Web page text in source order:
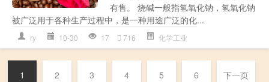
有售。 烧碱一般指氢氧化钠，氢氧化钠
被广泛用于各种生产过程中，是一种用途广泛的化...
ry 10-30 17 716 化学工业
1 2 3 4 5 6 下一页